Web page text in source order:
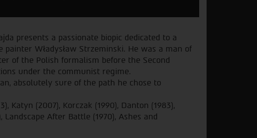
presents a passionate biopic dedicated to a
Władysław Strzeminski. He was a man of
of the Polish formalism before the Second
under the communist regime.
absolutely sure of the path he chose to
Katyn (2007), Korczak (1990), Danton (1983),
Landscape After Battle (1970), Ashes and